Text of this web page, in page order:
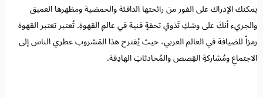
يمكنك الإدراك على الفور من رائحتها الدافئة والحمضية ومظهرها العميق
والجريء أنكَ على وشكِ تَذوقِ تحفةٍ فنية في عالمِ القهوةِ. تُعتبر تعتبر القهوة
رمزاً للضيافة في العالم العربي، حيث يُقترح هذا المَشروب عطري الناس إلى
الاجتماعِ ومُشاركةِ القِصص والمُحادثاتِ الهادِفة.